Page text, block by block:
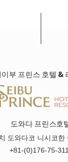
부 프린스 호텔 &
도와다 프린스호
도와다코 니시코
+81-(0)176-75-